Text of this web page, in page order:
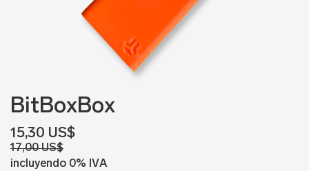
BitBoxBox
15,30 US$
17,00 US$
incluyendo 0% IVA